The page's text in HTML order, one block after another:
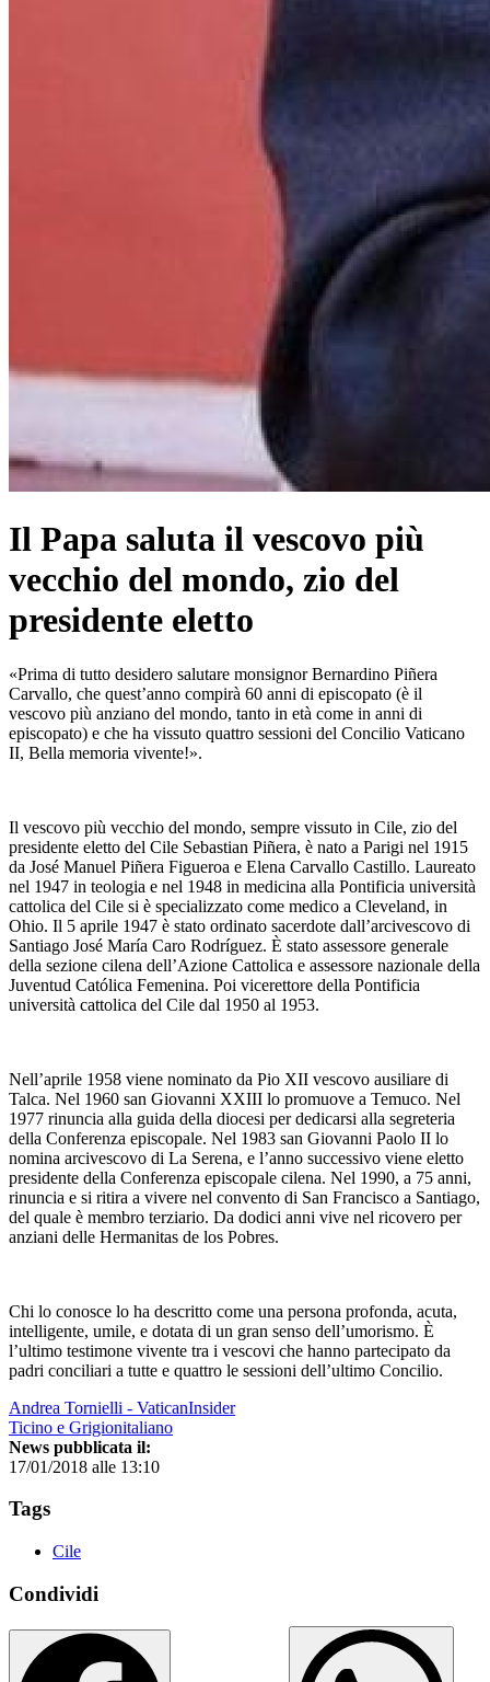
Il Papa saluta il vescovo più
vecchio del mondo, zio del
presidente eletto
«Prima di tutto desidero salutare monsignor Bernardino Piñera
Carvallo, che quest’anno compirà 60 anni di episcopato (è il
vescovo più anziano del mondo, tanto in età come in anni di
episcopato) e che ha vissuto quattro sessioni del Concilio Vaticano
II, Bella memoria vivente!».
Il vescovo più vecchio del mondo, sempre vissuto in Cile, zio del
presidente eletto del Cile Sebastian Piñera, è nato a Parigi nel 1915
da José Manuel Piñera Figueroa e Elena Carvallo Castillo. Laureato
nel 1947 in teologia e nel 1948 in medicina alla Pontificia università
cattolica del Cile si è specializzato come medico a Cleveland, in
Ohio. Il 5 aprile 1947 è stato ordinato sacerdote dall’arcivescovo di
Santiago José María Caro Rodríguez. È stato assessore generale
della sezione cilena dell’Azione Cattolica e assessore nazionale della
Juventud Católica Femenina. Poi vicerettore della Pontificia
università cattolica del Cile dal 1950 al 1953.
Nell’aprile 1958 viene nominato da Pio XII vescovo ausiliare di
Talca. Nel 1960 san Giovanni XXIII lo promuove a Temuco. Nel
1977 rinuncia alla guida della diocesi per dedicarsi alla segreteria
della Conferenza episcopale. Nel 1983 san Giovanni Paolo II lo
nomina arcivescovo di La Serena, e l’anno successivo viene eletto
presidente della Conferenza episcopale cilena. Nel 1990, a 75 anni,
rinuncia e si ritira a vivere nel convento di San Francisco a Santiago,
del quale è membro terziario. Da dodici anni vive nel ricovero per
anziani delle Hermanitas de los Pobres.
Chi lo conosce lo ha descritto come una persona profonda, acuta,
intelligente, umile, e dotata di un gran senso dell’umorismo. È
l’ultimo testimone vivente tra i vescovi che hanno partecipato da
padri conciliari a tutte e quattro le sessioni dell’ultimo Concilio.
Andrea Tornielli - VaticanInsider
Ticino e Grigionitaliano
News pubblicata il:
17/01/2018 alle 13:10
Tags
Cile
Condividi